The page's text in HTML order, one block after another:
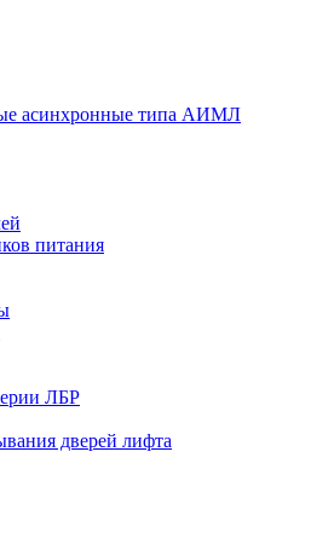
асинхронные типа АИМЛ
питания
ЛБР
дверей лифта